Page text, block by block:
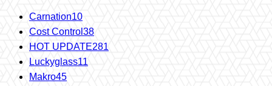
Carnation10
Cost Control 38
HOT UPDATE281
Luckyglass11
Makro45